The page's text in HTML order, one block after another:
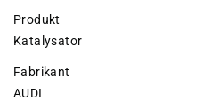
Produkt
Katalysator
Fabrikant
AUDI